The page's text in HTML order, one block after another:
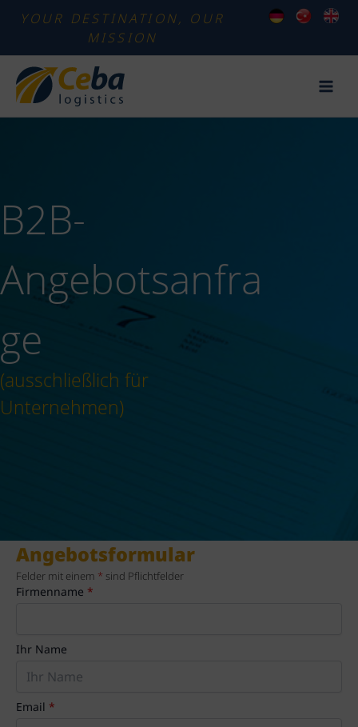
InhaltYOUR DESTINATION, OUR
MISSION
B2B-
Angebotsanfra
ge
(ausschließlich für
Unternehmen)
Angebotsformular
Felder mit einem * sind Pflichtfelder
Firmenname *
Ihr Name
Email *